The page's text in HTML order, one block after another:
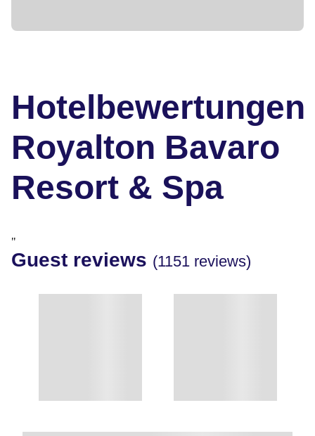
Hotelbewertungen
Royalton Bavaro
Resort & Spa
"
Guest reviews (1151 reviews)